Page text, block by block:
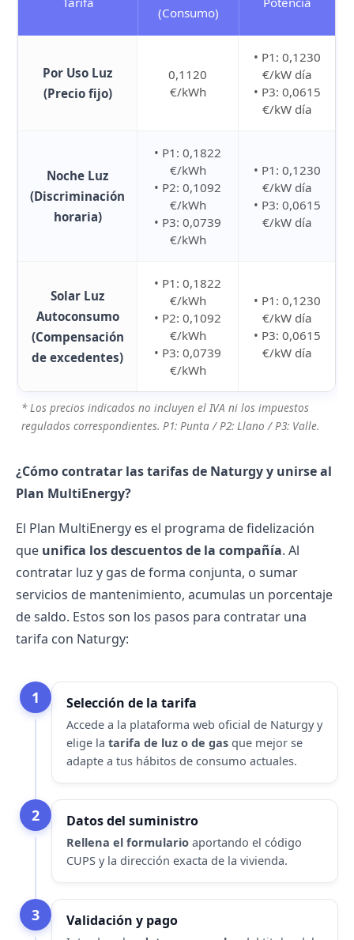
(Consumo)
Por Uso Luz
(Precio fijo)
0,1120
€/kWh
• P1: 0,1230
€/kW día
• P3: 0,0615
€/kW día
Noche Luz
(Discriminación
horaria)
• P1: 0,1822
€/kWh
• P2: 0,1092
€/kWh
• P3: 0,0739
€/kWh
• P1: 0,1230
€/kW día
• P3: 0,0615
€/kW día
Solar Luz
Autoconsumo
(Compensación
de excedentes)
• P1: 0,1822
€/kWh
• P2: 0,1092
€/kWh
• P3: 0,0739
€/kWh
• P1: 0,1230
€/kW día
• P3: 0,0615
€/kW día
* Los precios indicados no incluyen el IVA ni los impuestos
regulados correspondientes. P1: Punta / P2: Llano / P3: Valle.
¿Cómo contratar las tarifas de Naturgy y unirse al
Plan MultiEnergy?
El Plan MultiEnergy es el programa de fidelización
que unifica los descuentos de la compañía. Al
contratar luz y gas de forma conjunta, o sumar
servicios de mantenimiento, acumulas un porcentaje
de saldo. Estos son los pasos para contratar una
tarifa con Naturgy:
1 Selección de la tarifa
Accede a la plataforma web oficial de Naturgyy
elige la tarifa de luz o de gas que mejor se
adapte a tus hábitos de consumo actuales.
2 Datos del suministro
Rellena el formulario aportando el código
CUPS y la dirección exacta de la vivienda.
3 Validación y pago